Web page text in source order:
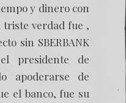
y dinero con
verdad fue ,
sin SBERBANK
presidente de
apoderarse de
el banco, fue su